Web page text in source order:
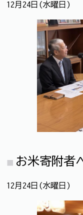
12月24日(水曜日)
お米寄附者
12月24日(水曜日)